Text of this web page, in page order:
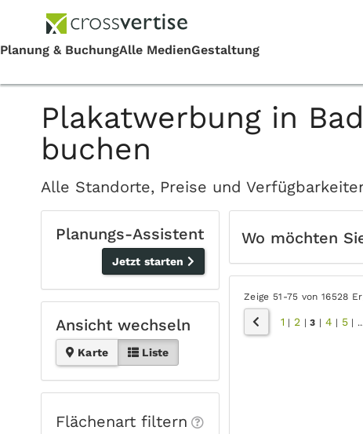
Plakatwerbung in
buchen
Alle Standorte, Preise und
Planungs-Assistent
Jetzt starten
Ansicht wechseln
Karte Liste
Flächenart filtern
Wo möchten
Zeige 51-75 von 16528
1 | 2 |3 | 4 | 5| ...